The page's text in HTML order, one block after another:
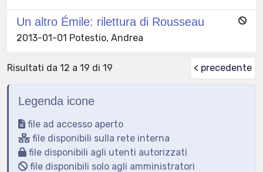
Un altro Émile: rilettura di Rousseau
2013-01-01 Potestio, Andrea
Risultati da 12 a 19 di 19 < precedente
Legenda icone
file ad accesso aperto
file disponibili sulla rete interna
file disponibili agli utenti autorizzati
file disponibili solo agli amministratori